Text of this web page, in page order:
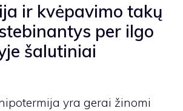
ir kvėpavimo takų
per ilgo
šalutiniai
yra gerai žinomi